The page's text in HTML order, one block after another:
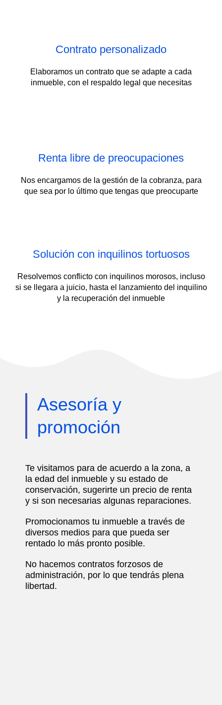
Contrato personalizado
Elaboramos un contrato que se adapte a cada
inmueble, con el respaldo legal que necesitas
Renta libre de preocupaciones
Nos encargamos de la gestión de la cobranza, para
que sea por lo último que tengas que preocuparte
Solución con inquilinos tortuosos
Resolvemos conflicto con inquilinos morosos, incluso
si se llegara a juicio, hasta el lanzamiento del inquilino
y la recuperación del inmueble
Asesoría y
promoción
Te visitamos para de acuerdo a la zona, a
la edad del inmueble y su estado de
conservación, sugerirte un precio de renta
y si son necesarias algunas reparaciones.
Promocionamos tu inmueble a través de
diversos medios para que pueda ser
rentado lo más pronto posible.
No hacemos contratos forzosos de
administración, por lo que tendrás plena
libertad.